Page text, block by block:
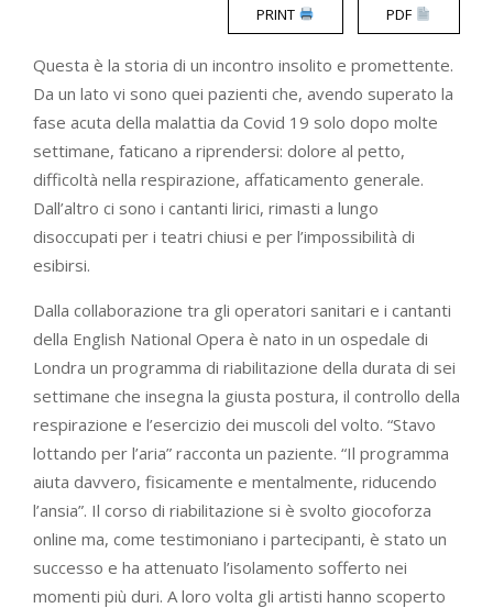
PRINT PDF
Questa è la storia di un incontro insolito e promettente.
Da un lato vi sono quei pazienti che, avendo superato la
fase acuta della malattia da Covid 19 solo dopo molte
settimane, faticano a riprendersi: dolore al petto,
difficoltà nella respirazione, affaticamento generale.
Dall’altro ci sono i cantanti lirici, rimasti a lungo
disoccupati per i teatri chiusi e per l’impossibilità di
esibirsi.
Dalla collaborazione tra gli operatori sanitari e i cantanti
della English National Opera è nato in un ospedale di
Londra un programma di riabilitazione della durata di sei
settimane che insegna la giusta postura, il controllo della
respirazione e l’esercizio dei muscoli del volto. “Stavo
lottando per l’aria” racconta un paziente. “Il programma
aiuta davvero, fisicamente e mentalmente, riducendo
l’ansia”. Il corso di riabilitazione si è svolto giocoforza
online ma, come testimoniano i partecipanti, è stato un
successo e ha attenuato l’isolamento sofferto nei
momenti più duri. A loro volta gli artisti hanno scoperto